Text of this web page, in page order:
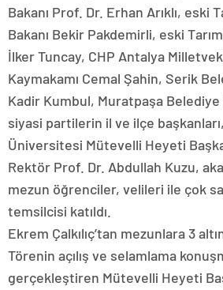
Bakanı Prof. Dr. Erhan Arıklı, eski
Bakanı Bekir Pakdemirli, eski
İlker Tuncay, CHP Antalya
Kaymakamı Cemal Şahin, Serik
Kadir Kumbul, Muratpaşa Belediye
siyasi partilerin il ve ilçe
Üniversitesi Mütevelli Heyeti
Rektör Prof. Dr. Abdullah Kuzu,
mezun öğrenciler, velileri ile çok
temsilcisi katıldı.
Ekrem Çalkılıç’tan mezunlara 3
Törenin açılış ve selamlama
gerçekleştiren Mütevelli Heyeti